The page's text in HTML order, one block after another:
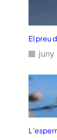
El preu